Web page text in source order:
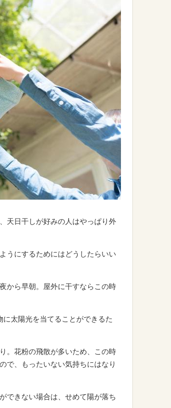
天日干しが好みの人はやっぱり外
うにするためにはどうしたらいい
から早朝。屋外に干すならこの時
太陽光を当てることができるた
。花粉の飛散が多いため、この時
で、もったいない気持ちにはなり
できない場合は、せめて陽が落ち